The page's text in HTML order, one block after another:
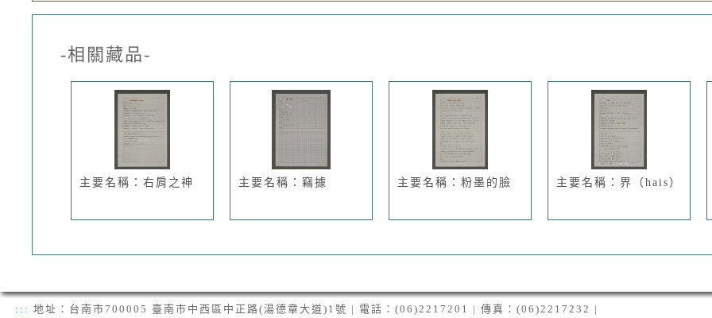
-相關藏品-
主要名稱：右肩之神 主要名稱：竊據 主要名稱：粉墨的臉 主要名稱：界（hais）
::: 地址：台南市700005 臺南市中西區中正路(湯德章大道)1號 | 電話：(06)2217201 | 傳真：(06)2217232 |